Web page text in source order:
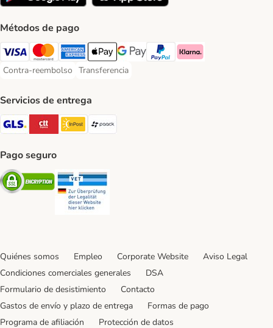
Métodos de pago
Visa Payment Method
Mastercard Payment Method
American Express Payment Method
Apple Pay Payment Method
Google Pay Payment Method
PayPal Payment Method
Klarna Payment Method
Contra-reembolso
Contra-reembolso Payment Method
Transferencia
Transferencia Payment Method
Servicios de entrega
GLS Shipping Method
CTTExpress Shipping Method
InPost Shipping Method
Pago seguro
Security
Quiénes somos Empleo Corporate Website
Aviso Legal
Condiciones comerciales generales
DSA
Formulario de desistimiento
Contacto
Gastos de envío y plazo de entrega
Formas de pago
Programa de afiliación
Protección de datos